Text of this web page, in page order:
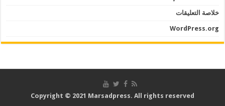
خلاصة التعليقات
WordPress.org
Copyright © 2021 Marsadpress. All rights reserved